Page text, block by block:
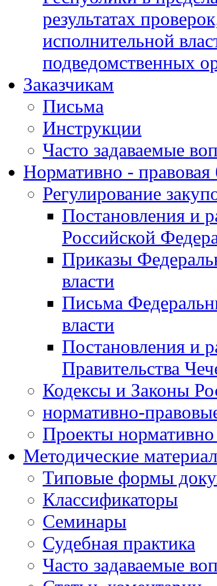
результатах
исполнительной
подведомственных
Заказчикам
Письма
Инструкции
Часто задаваемые
Нормативно - правовая
Регулирование
Постановления и
Российской
Приказы
власти
Письма
власти
Постановления и
Правительства
Кодексы и Законы
нормативно-
Проекты
Методические
Типовые формы
Классификаторы
Семинары
Судебная практика
Часто задаваемые